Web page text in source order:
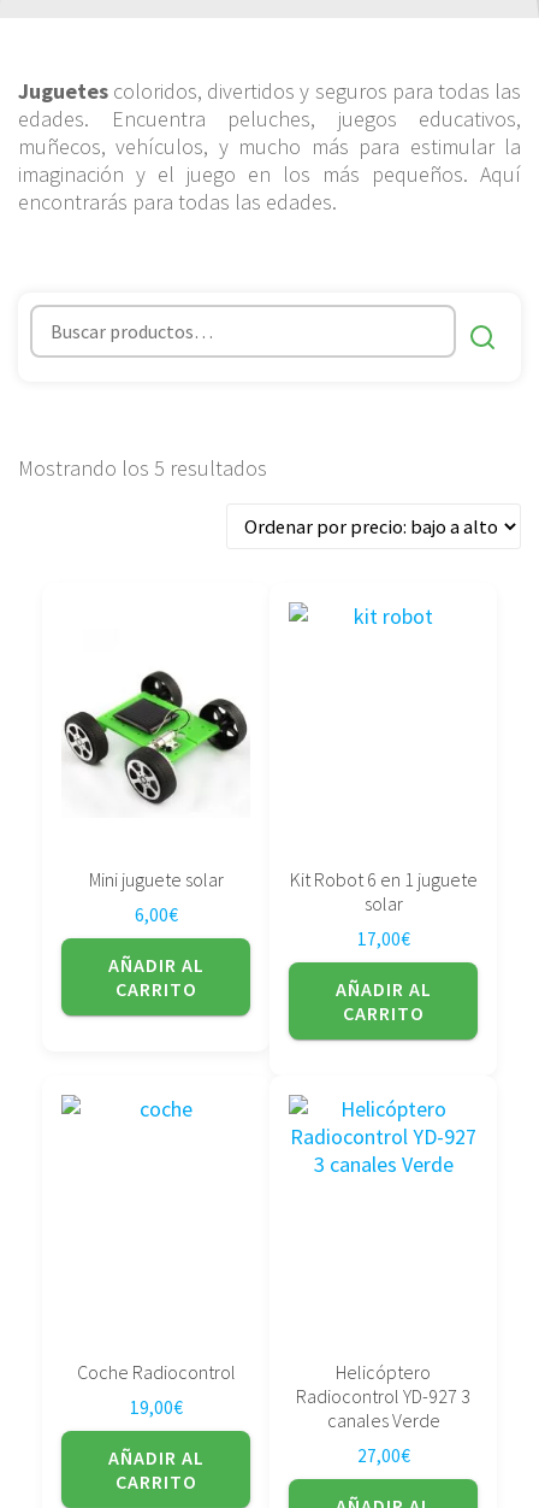
Juguetes coloridos, divertidos y seguros para todas las
edades. Encuentra peluches, juegos educativos,
muñecos, vehículos, y mucho más para estimular la
imaginación y el juego en los más pequeños. Aquí
encontrarás para todas las edades.
Mostrando los 5 resultados
precio:
alto
Mini juguete solar
6,00€
AÑADIR AL
CARRITO
Kit Robot 6 en 1 juguete
solar
17,00€
AÑADIR AL
CARRITO
Coche Radiocontrol
19,00€
AÑADIR AL
CARRITO
Helicóptero
Radiocontrol YD-927 3
canales Verde
27,00€